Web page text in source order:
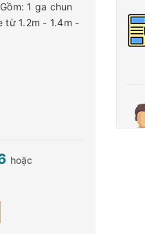
1 ga chun
từ 1.2m - 1.4m -
hoặc